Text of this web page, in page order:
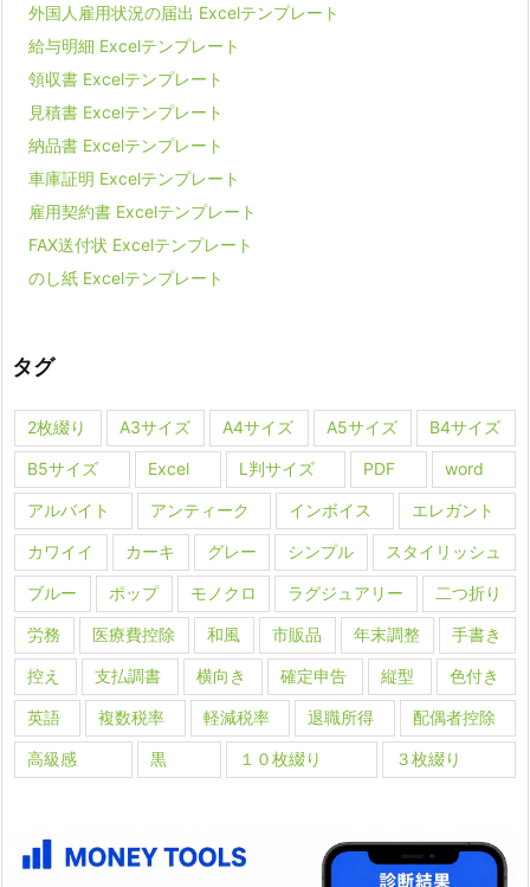
外国人雇用状況の届出 Excelテンプレート
給与明細 Excelテンプレート
領収書 Excelテンプレート
見積書 Excelテンプレート
納品書 Excelテンプレート
車庫証明 Excelテンプレート
雇用契約書 Excelテンプレート
FAX送付状 Excelテンプレート
のし紙 Excelテンプレート
タグ
2枚綴り A3サイズ A4サイズ A5サイズ B4サイズ
B5サイズ Excel L判サイズ PDF word
アルバイト アンティーク インボイス エレガント
カワイイ カーキ グレー シンプル スタイリッシュ
ブルー ポップ モノクロ ラグジュアリー 二つ折り
労務 医療費控除 和風 市販品 年末調整 手書き
控え 支払調書 横向き 確定申告 縦型 色付き
英語 複数税率 軽減税率 退職所得 配偶者控除
高級感 黒 １０枚綴り ３枚綴り